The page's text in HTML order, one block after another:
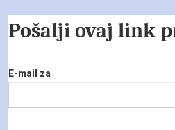
Pošalji ovaj link
E-mail za